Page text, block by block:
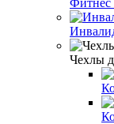
Чехлы